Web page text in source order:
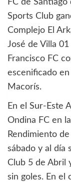
FC de
Sports Club
Complejo El
José de Villa
Francisco FC
escenificado
Macorís.
En el Sur-Este
Ondina FC en
Rendimiento
sábado y al día
Club 5 de Abril
sin goles. En el